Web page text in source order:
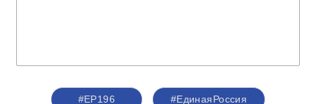
#ЕР196 #‎ЕдинаяРоссия